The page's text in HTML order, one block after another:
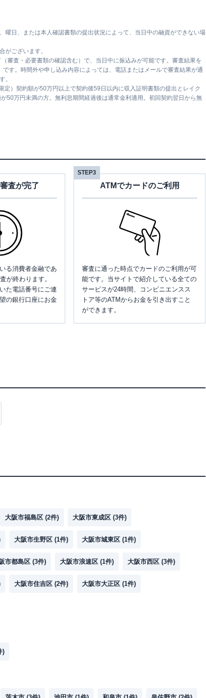
日、または本人確認書類の提出状況によって、当日中の融資ができない場
がございます。
審査・必要書類の確認含む）で、当日中に振込みが可能です。審査結果を
す。時間外や申し込み内容によっては、電話またはメールで審査結果が通
。
）契約額が50万円以上で契約後59日以内に収入証明書類の提出とレイク
50万円未満の方。無利息期間経過後は通常金利適用。初回契約翌日から無
査が完了
る消費者金融であ
が終わります。
た電話番号にご連
の銀行口座にお金
STEP3
ATMでカードのご利用
審査に通った時点でカードのご利用が可
能です。当サイトで紹介している全ての
サービスが24時間、コンビニエンスス
トア等のATMからお金を引き出すこと
ができます。
大阪市福島区 (2件) 大阪市東成区 (3件)
大阪市生野区 (1件) 大阪市城東区 (1件)
市都島区 (3件) 大阪市浪速区 (1件) 大阪市西区 (3件)
大阪市住吉区 (2件) 大阪市大正区 (1件)
)